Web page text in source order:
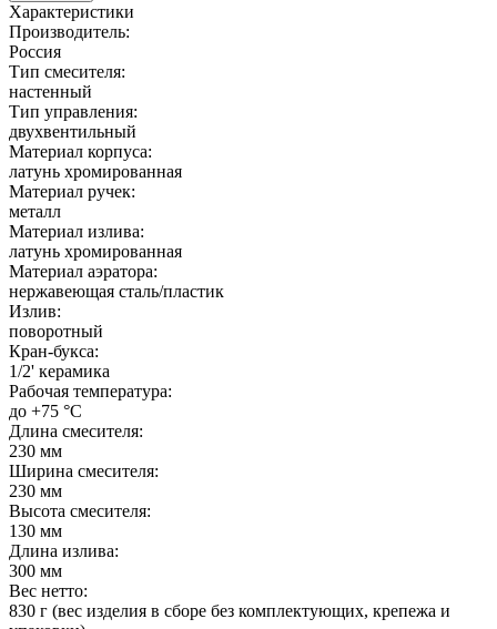
Характеристики
Производитель:
Россия
Тип смесителя:
настенный
Тип управления:
двухвентильный
Материал корпуса:
латунь хромированная
Материал ручек:
металл
Материал излива:
латунь хромированная
Материал аэратора:
нержавеющая сталь/пластик
Излив:
поворотный
Кран-букса:
1/2' керамика
Рабочая температура:
до +75 °C
Длина смесителя:
230 мм
Ширина смесителя:
230 мм
Высота смесителя:
130 мм
Длина излива:
300 мм
Вес нетто:
830 г (вес изделия в сборе без комплектующих, крепежа и